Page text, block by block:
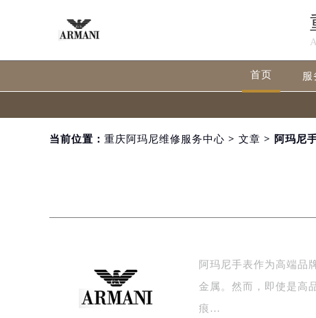
首页 服
当前位置： 重庆阿玛尼维修服务中心 > 文章 > 阿玛尼
阿玛尼手表作为高端品
金属。然而，即使是高
痕…